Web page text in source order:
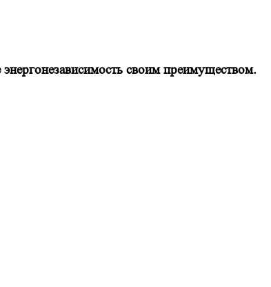
своим преимуществом.